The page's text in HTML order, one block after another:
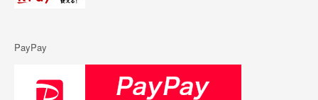
PayPay